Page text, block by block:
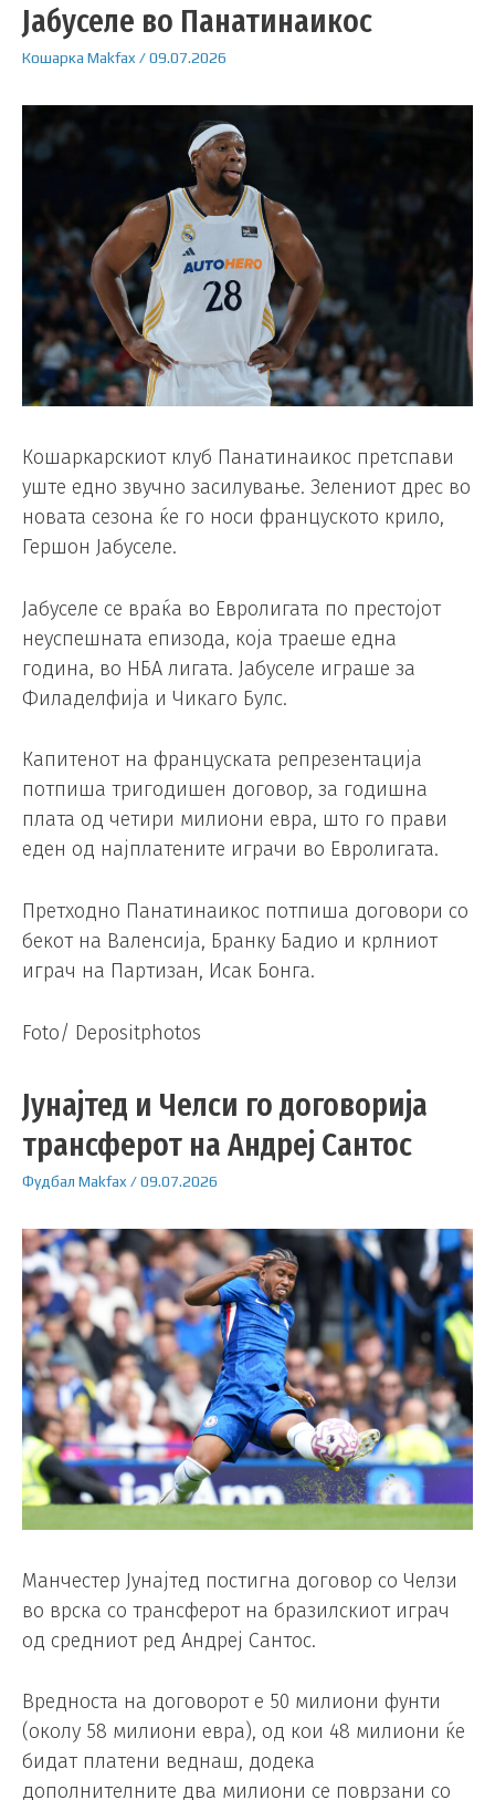
Јабуселе во Панатинаикос
Кошарка Makfax /09.07.2026
Кошаркарскиот клуб Панатинаикос претспави
уште едно звучно засилување. Зелениот дрес во
новата сезона ќе го носи француското крило,
Гершон Јабуселе.
Јабуселе се враќа во Евролигата по престојот
неуспешната епизода, која траеше една
година, во НБА лигата. Јабуселе играше за
Филаделфија и Чикаго Булс.
Капитенот на француската репрезентација
потпиша тригодишен договор, за годишна
плата од четири милиони евра, што го прави
еден од најплатените играчи во Евролигата.
Претходно Панатинаикос потпиша договори со
бекот на Валенсија, Бранку Бадио и крлниот
играч на Партизан, Исак Бонга.
Foto/ Depositphotos
Јунајтед и Челси го договорија
трансферот на Андреј Сантос
Фудбал Makfax /09.07.2026
Манчестер Јунајтед постигна договор со Челзи
во врска со трансферот на бразилскиот играч
од средниот ред Андреј Сантос.
Вредноста на договорот е 50 милиони фунти
(околу 58 милиони евра), од кои 48 милиони ќе
бидат платени веднаш, додека
дополнителните два милиони се поврзани со